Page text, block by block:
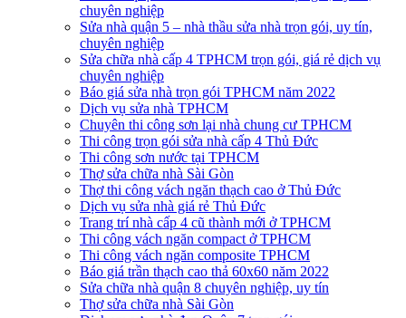
chuyên nghiệp
Sửa nhà quận 5 – nhà thầu sửa nhà trọn gói, uy tín,
chuyên nghiệp
Sửa chữa nhà cấp 4 TPHCM trọn gói, giá rẻ dịch vụ
chuyên nghiệp
Báo giá sửa nhà trọn gói TPHCM năm 2022
Dịch vụ sửa nhà TPHCM
Chuyên thi công sơn lại nhà chung cư TPHCM
Thi công trọn gói sửa nhà cấp 4 Thủ Đức
Thi công sơn nước tại TPHCM
Thợ sửa chữa nhà Sài Gòn
Thợ thi công vách ngăn thạch cao ở Thủ Đức
Dịch vụ sửa nhà giá rẻ Thủ Đức
Trang trí nhà cấp 4 cũ thành mới ở TPHCM
Thi công vách ngăn compact ở TPHCM
Thi công vách ngăn composite TPHCM
Báo giá trần thạch cao thả 60x60 năm 2022
Sửa chữa nhà quận 8 chuyên nghiệp, uy tín
Thợ sửa chữa nhà Sài Gòn